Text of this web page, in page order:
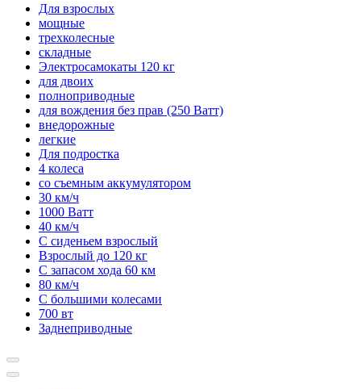
Для взрослых
мощные
трехколесные
складные
Электросамокаты 120 кг
для двоих
полноприводные
для вождения без прав (250 Ватт)
внедорожные
легкие
Для подростка
4 колеса
со съемным аккумулятором
30 км/ч
1000 Ватт
40 км/ч
С сиденьем взрослый
Взрослый до 120 кг
С запасом хода 60 км
80 км/ч
С большими колесами
700 вт
Заднеприводные